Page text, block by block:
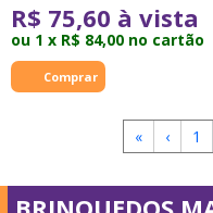
R$ 75,60 à vista
ou 1 x R$ 84,00 no cartão
« ‹ 1